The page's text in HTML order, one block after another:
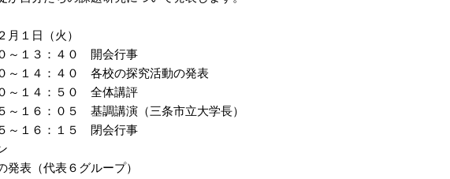
１日（火）
：４０ 開会行事
４０ 各校の探究活動の発表
：５０ 全体講評
０５ 基調講演（三条市立大学長）
：１５ 閉会行事
（代表６グループ）